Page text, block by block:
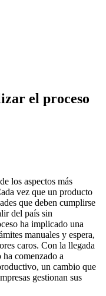
el proceso
los aspectos más
vez que un producto
que deben cumplirse
del país sin
ha implicado una
manuales y espera,
caros. Con la llegada
comenzado a
un cambio que
gestionan sus